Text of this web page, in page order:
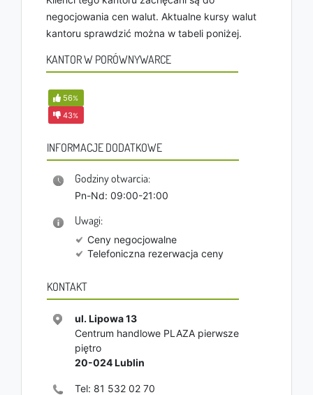
negocjowania cen walut. Aktualne kursy walut
kantoru sprawdzić można w tabeli poniżej.
KANTOR W PORÓWNYWARCE
56%
43%
INFORMACJE DODATKOWE
Godziny otwarcia:
Pn-Nd: 09:00-21:00
Uwagi:
Ceny negocjowalne
Telefoniczna rezerwacja ceny
KONTAKT
ul. Lipowa 13
Centrum handlowe PLAZA pierwsze
piętro
20-024Lublin
Tel: 81 532 02 70